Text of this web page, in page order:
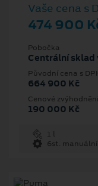
Vaše cena s
474 900
Pobočka
Centrální sklad
Původní cena s
664 900 Kč
Cenové zvýhodnění
190 000 Kč
1 l
6st. manuální